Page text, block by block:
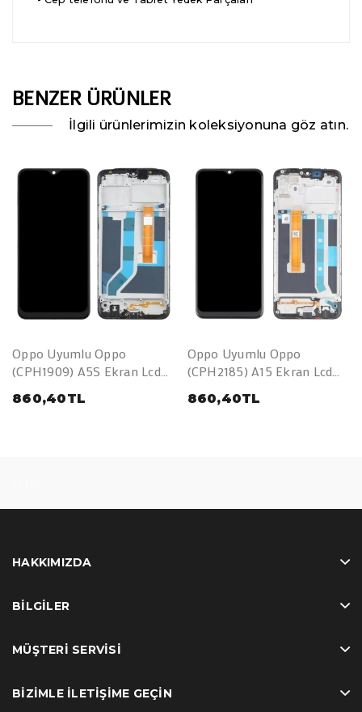
BENZER ÜRÜNLER
İlgili ürünlerimizin koleksiyonuna göz atın.
Oppo Uyumlu Oppo
(CPH1909) A5S Ekran Lcd
Kalite)
860,40TL
Oppo Uyumlu Oppo
(CPH2185) A15 Ekran Lcd
Kalite)
860,40TL
HAKKIMIZDA
BILGILER
MÜŞTERI SERVISI
BIZIMLE İLETIŞIME GEÇIN